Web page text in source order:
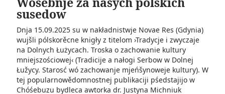
susedow
Dnja 15.09.2025 su w nakładnistwje Novae Res (Gdynia)
wujšli pólskorěcne knigły z titelom ›Tradycje i zwyczaje
na Dolnych Łużycach. Troska o zachowanie kultury
mniejszościowej‹ (Tradicije a nałogi Serbow w Dolnej
Łužycy. Starosć wó zachowanje mjeńšynoweje kultury). W
tej popularnowědomnostnej publikaciji pśedstajijo w
Chóśebuzu by­dleca awtorka dr. Justyna Michniuk